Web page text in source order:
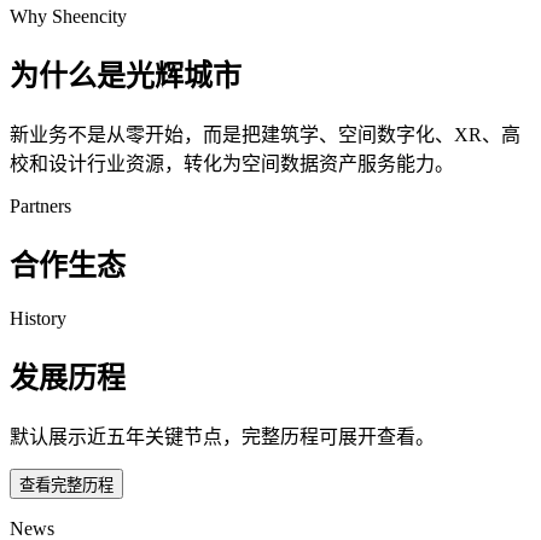
Why Sheencity
为什么是光辉城市
新业务不是从零开始，而是把建筑学、空间数字化、XR、高
校和设计行业资源，转化为空间数据资产服务能力。
Partners
合作生态
History
发展历程
默认展示近五年关键节点，完整历程可展开查看。
查看完整历程
News